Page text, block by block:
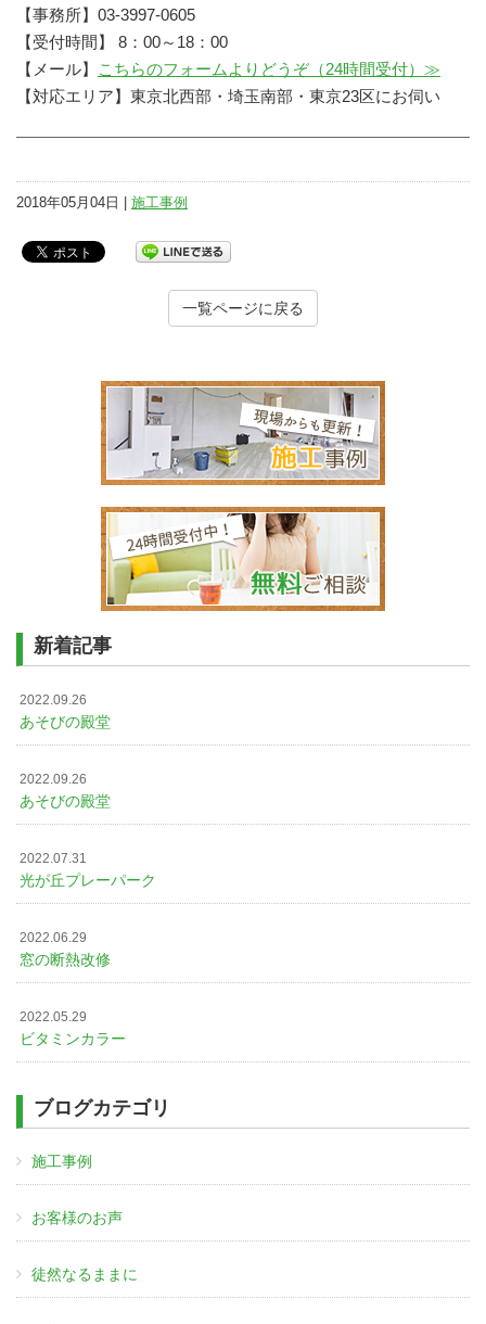
【事務所】03-3997-0605
【受付時間】 8：00～18：00
【メール】
こちらのフォームよりどうぞ（24時間受付）≫
【対応エリア】東京北西部・埼玉南部・東京23区にお伺い
2018年05月04日 | 施工事例
一覧ページに戻る
新着記事
2022.09.26
あそびの殿堂
2022.09.26
あそびの殿堂
2022.07.31
光が丘プレーパーク
2022.06.29
窓の断熱改修
2022.05.29
ビタミンカラー
ブログカテゴリ
施工事例
お客様のお声
徒然なるままに